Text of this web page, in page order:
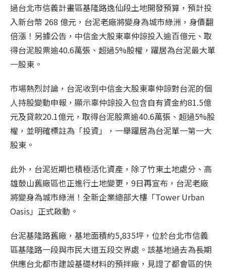
過台北市信義計畫區基隆路逸仙段土地開發預算，預計投
入新台幣 268 億元，台泥老廠將變身為城市綠洲，身價翻
倍漲！另據公告，中信金大股東辜仲諒投入逾百億元、取
得台泥股票逾40.6萬張、超過5%股權，躍居為台泥最大單
一股東。
市場熱烈討論，台泥收到中信金大股東辜仲諒對台泥的個
人持股變動申報，顯示辜仲諒投入包含自有資金約81.5億
元及貸款20.1億元，取得台泥股票逾40.6萬張、超過5%股
權，並明確標註為「投資」，一舉躍居為台泥單一第一大
股東。
此外，台泥近期也積極活化資產，除了竹東土地處分、高
雄鼓山舊廠區也正進行土地變更，9日再宣布，台泥老廠
將變身為城市綠洲！全新企業總部大樓「Tower Urban
Oasis」正式啟動。
台泥基隆路舊廠，基地面積約5,835坪，位於台北市信義
區基隆路一段與市民大道五段交界處。該基地過去為長期
供應台北都市建設基礎材料的預拌廠，見證了都會區的快